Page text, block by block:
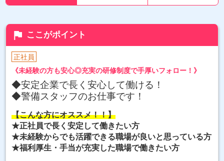
flag ここがポイント
正社員
《未経験の方も安心◎充実の研修制度で手厚いフォロー！》
◆安定企業で長く安心して働ける！
◆警備スタッフのお仕事です！
【こんな方にオススメ！！】
★正社員で長く安定して働きたい方
★未経験からでも活躍できる職場が良いと思っている方
★福利厚生・手当が充実した職場で働きたい方